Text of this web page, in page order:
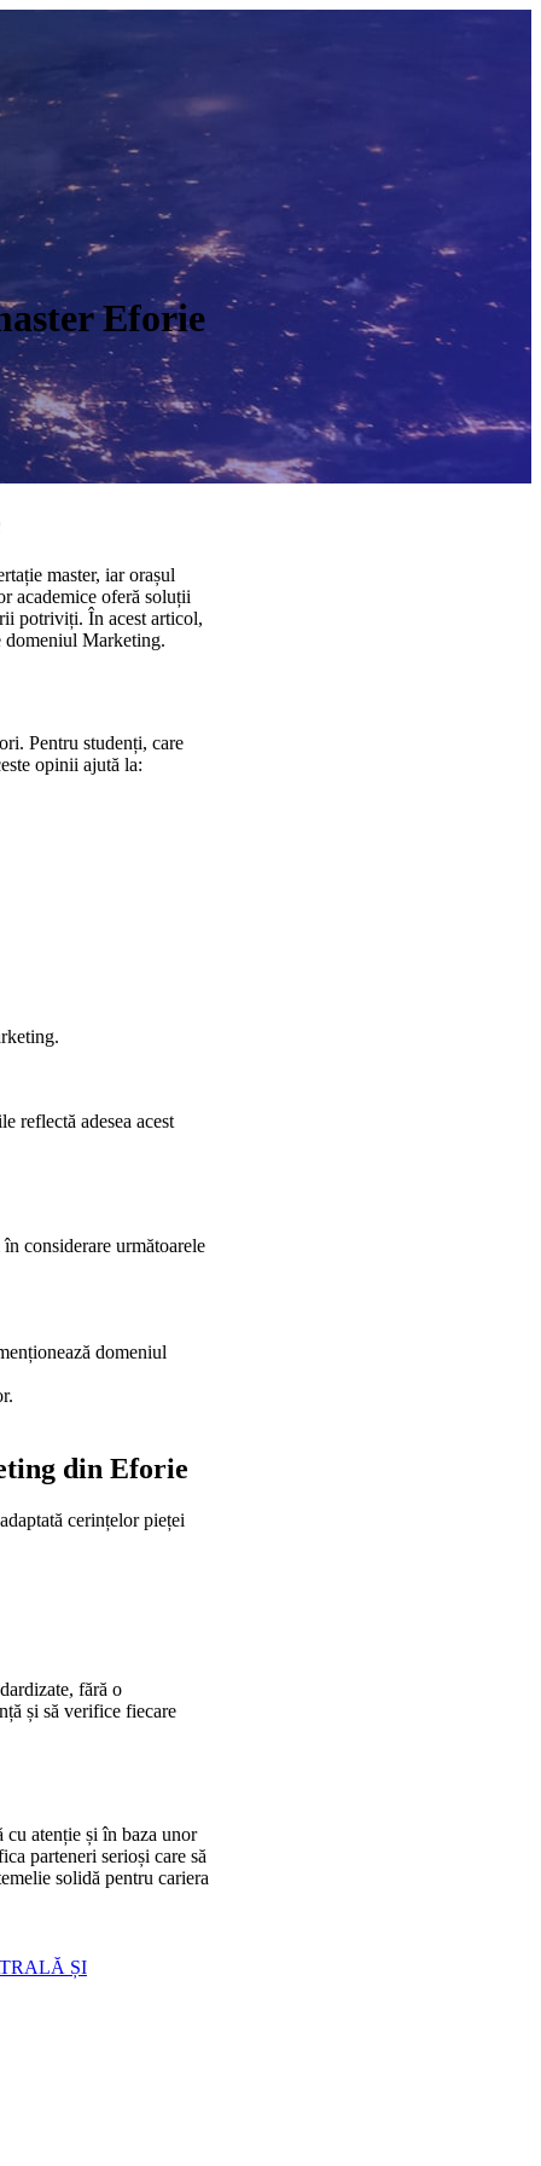
Eforie
master, iar orașul
academice oferă soluții
potriviți. În acest articol,
domeniul Marketing.
Pentru studenți, care
opinii ajută la:
reflectă adesea acest
considerare următoarele
domeniul
din Eforie
cerințelor pieței
fără o
și să verifice fiecare
atenție și în baza unor
parteneri serioși care să
solidă pentru cariera
ȘI